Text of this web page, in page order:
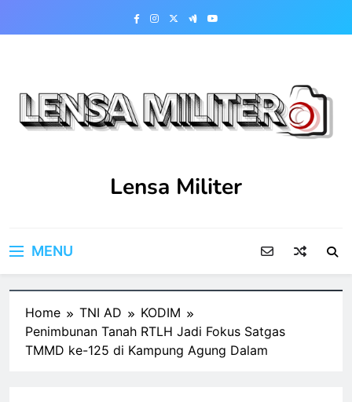
Lensa Militer
MENU
Home TNI AD
KODIM
Penimbunan Tanah RTLH Jadi Fokus Satgas
TMMD ke-125 di Kampung Agung Dalam